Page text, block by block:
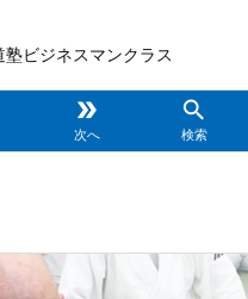
ビジネスマンクラス

次へ

検索